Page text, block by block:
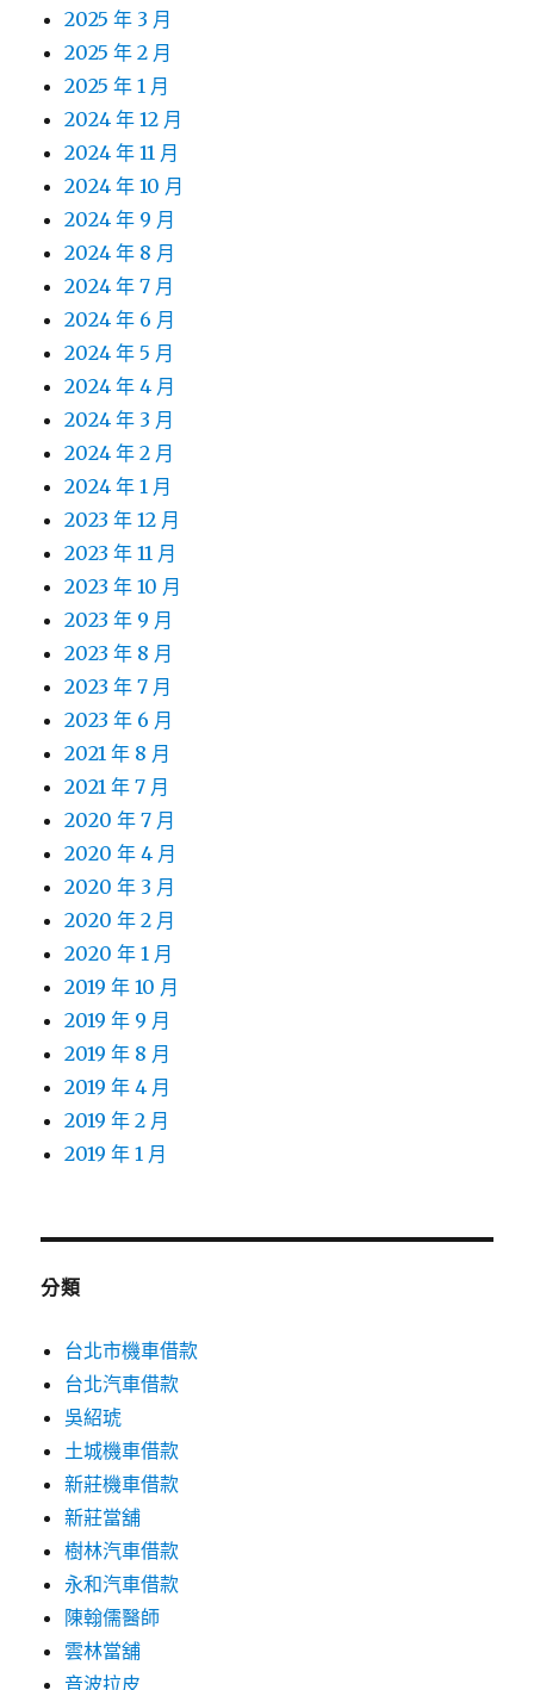
2025 年 3 月
2025 年 2 月
2025 年 1 月
2024 年 12 月
2024 年 11 月
2024 年 10 月
2024 年 9 月
2024 年 8 月
2024 年 7 月
2024 年 6 月
2024 年 5 月
2024 年 4 月
2024 年 3 月
2024 年 2 月
2024 年 1 月
2023 年 12 月
2023 年 11 月
2023 年 10 月
2023 年 9 月
2023 年 8 月
2023 年 7 月
2023 年 6 月
2021 年 8 月
2021 年 7 月
2020 年 7 月
2020 年 4 月
2020 年 3 月
2020 年 2 月
2020 年 1 月
2019 年 10 月
2019 年 9 月
2019 年 8 月
2019 年 4 月
2019 年 2 月
2019 年 1 月
分類
台北市機車借款
台北汽車借款
吳紹琥
土城機車借款
新莊機車借款
新莊當舖
樹林汽車借款
永和汽車借款
陳翰儒醫師
雲林當舖
音波拉皮